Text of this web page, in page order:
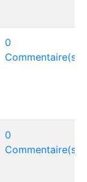
0
Commentaire(s)
0
Commentaire(s)